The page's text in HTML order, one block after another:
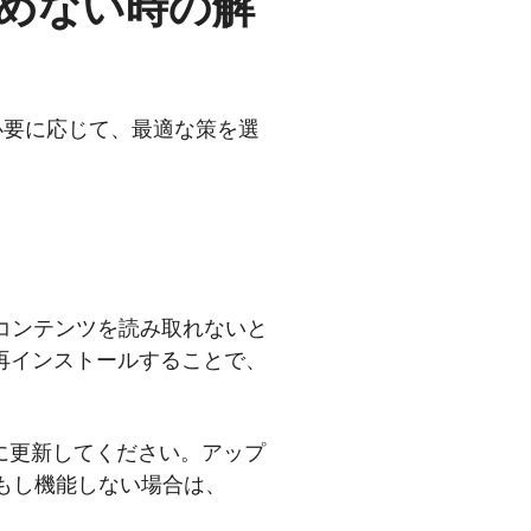
ない時の解
に応じて、最適な策を選
テンツを読み取れないと
ンストールすることで、
更新してください。アップ
機能しない場合は、